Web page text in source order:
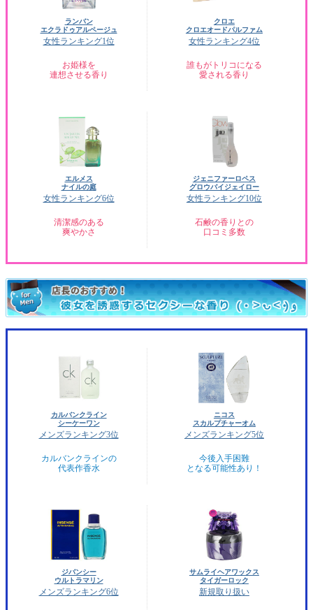
ランバン
エクラドゥアルページュ
女性ランキング1位
お姫様を
連想させる香り
クロエ
クロエオードパルファム
女性ランキング4位
誰もがトリコになる
愛される香り
エルメス
ナイルの庭
女性ランキング6位
清潔感のある
爽やかさ
ジェニファーロペス
グロウバイジェイロー
女性ランキング10位
石鹸の香りとの
口コミ多数
カルバンクライン
シーケーワン
メンズランキング3位
カルバンクラインの
代表作香水
ニコス
スカルプチャーオム
メンズランキング5位
今後入手困難
となる可能性あり！
ジバンシー
ウルトラマリン
メンズランキング6位
サムライヘアワックス
タイガーロック
新規取り扱い